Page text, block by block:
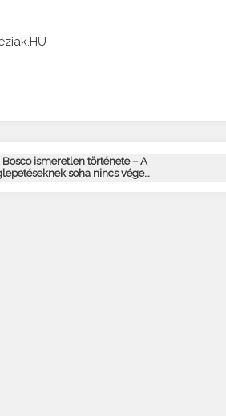
Bosco ismeretlen története – A
soha nincs vége…